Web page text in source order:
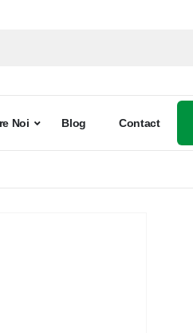
Noi Blog Contact